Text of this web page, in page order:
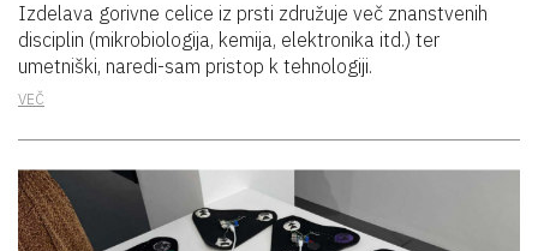
Izdelava gorivne celice iz prsti združuje več znanstvenih
disciplin (mikrobiologija, kemija, elektronika itd.) ter
umetniški, naredi-sam pristop k tehnologiji.
VEČ